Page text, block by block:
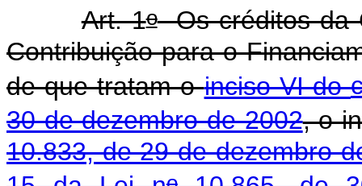
Art. 1oOs créditos da
Contribuição para o
de que tratam oinciso VI do
30 de dezembro de 2002, o
10.833, de 29 de dezembro